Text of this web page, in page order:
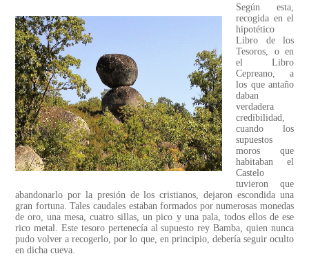
Según esta,
recogida en el
hipotético
Libro de los
Tesoros, o en
el Libro
Cepreano, a
los que antaño
daban
verdadera
credibilidad,
cuando los
supuestos
moros que
habitaban el
Castelo
tuvieron que
abandonarlo por la presión de los cristianos, dejaron escondida una
gran fortuna. Tales caudales estaban formados por numerosas monedas
de oro, una mesa, cuatro sillas, un pico y una pala, todos ellos de ese
rico metal. Este tesoro pertenecía al supuesto rey Bamba, quien nunca
pudo volver a recogerlo, por lo que, en principio, debería seguir oculto
en dicha cueva.